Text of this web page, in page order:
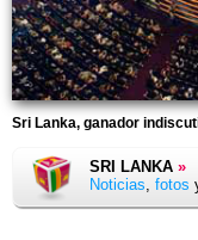
Sri Lanka, ganador
SRI LANKA »
Noticias, fotos